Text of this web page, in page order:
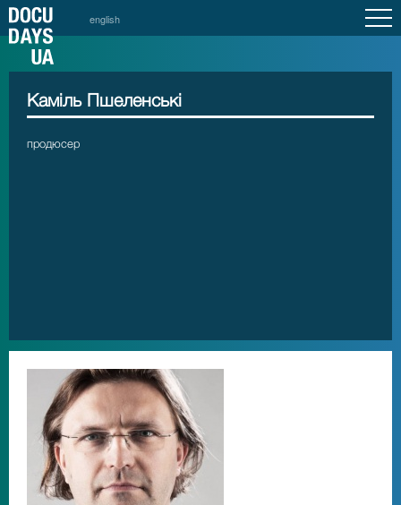
english
Каміль Пшеленські
продюсер